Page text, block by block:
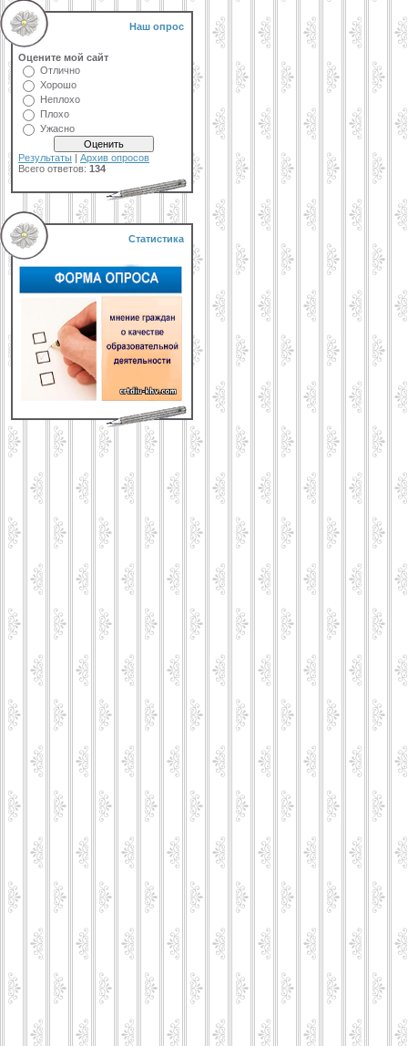
Наш опрос
Оцените мой сайт
Отлично
Хорошо
Неплохо
Плохо
Ужасно
Результаты | Архив опросов
Всего ответов: 134
Статистика